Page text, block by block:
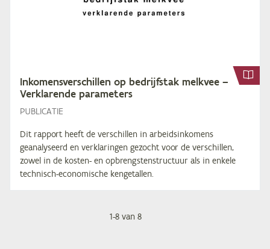
In­ko­mens­ver­schil­len op be­drijfs­tak melk­vee –
Ver­kla­ren­de parameters
PUBLICATIE
Dit rapport heeft de verschillen in arbeidsinkomens
geanalyseerd en verklaringen gezocht voor de verschillen,
zowel in de kosten- en opbrengstenstructuur als in enkele
technisch-economische kengetallen.
Paginering
1-8van 8